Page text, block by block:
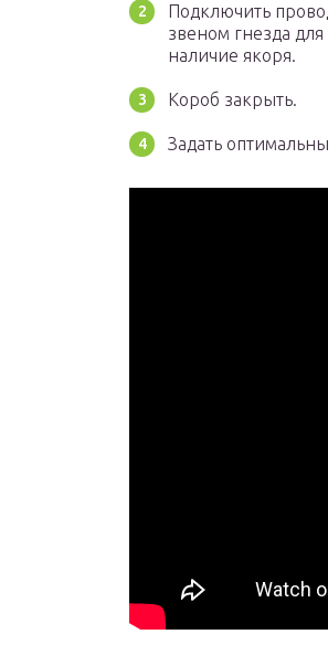
Подключить
звеном гнезда
наличие якоря.
Короб закрыть.
Задать